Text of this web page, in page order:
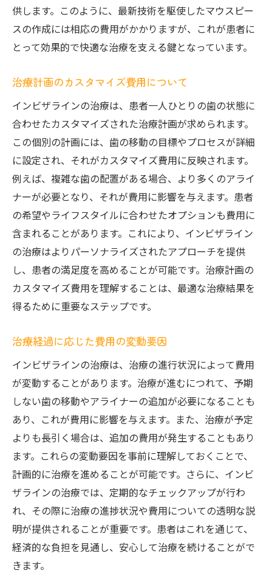
供します。このように、最新技術を駆使したマウスピー
スの作成には相応の費用がかかりますが、これが患者に
とって効果的で快適な治療を支える鍵となっています。
治療計画のカスタマイズ費用について
インビザラインの治療は、患者一人ひとりの歯の状態に
合わせたカスタマイズされた治療計画が求められます。
この個別の計画には、歯の移動の目標やプロセスが詳細
に設定され、それがカスタマイズ費用に反映されます。
例えば、複雑な歯の配置がある場合、より多くのアライ
ナーが必要となり、それが費用に影響を与えます。患者
の希望やライフスタイルに合わせたオプションも費用に
含まれることがあります。これにより、インビザライン
の治療はよりパーソナライズされたアプローチを提供
し、患者の満足度を高めることが可能です。治療計画の
カスタマイズ費用を理解することは、最適な治療結果を
得るために重要なステップです。
治療経過に応じた費用の変動要因
インビザラインの治療は、治療の進行状況によって費用
が変動することがあります。治療が進むにつれて、予期
しない歯の移動やアライナーの追加が必要になることも
あり、これが費用に影響を与えます。また、治療が予定
よりも長引く場合は、追加の費用が発生することもあり
ます。これらの変動要因を事前に理解しておくことで、
計画的に治療を進めることが可能です。さらに、インビ
ザラインの治療では、定期的なチェックアップが行わ
れ、その際に治療の進捗状況や費用についての透明な説
明が提供されることが重要です。患者はこれを通じて、
経済的な負担を見通し、安心して治療を続けることがで
きます。